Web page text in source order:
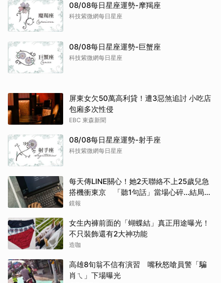
08/08每日星座運勢-摩羯座
科技紫微網每日星座
08/08每日星座運勢-巨蟹座
科技紫微網每日星座
屏東女欠50萬高利貸！遭3惡煞追討 小吃店
包廂多次性侵
EBC 東森新聞
08/08每日星座運勢-射手座
科技紫微網每日星座
每天傳LINE關心！她2天聯絡不上25歲兒急
搭機衝東京 「聽1句話」當場心碎...結局看
哭網
鏡報
女生內褲前面的「蝴蝶結」真正用途曝光！
不只裝飾還有2大神功能
造咖
高雄8旬翁不信有演習 嘴秋怒嗆員警「騙
肖ㄟ」下場曝光
取消